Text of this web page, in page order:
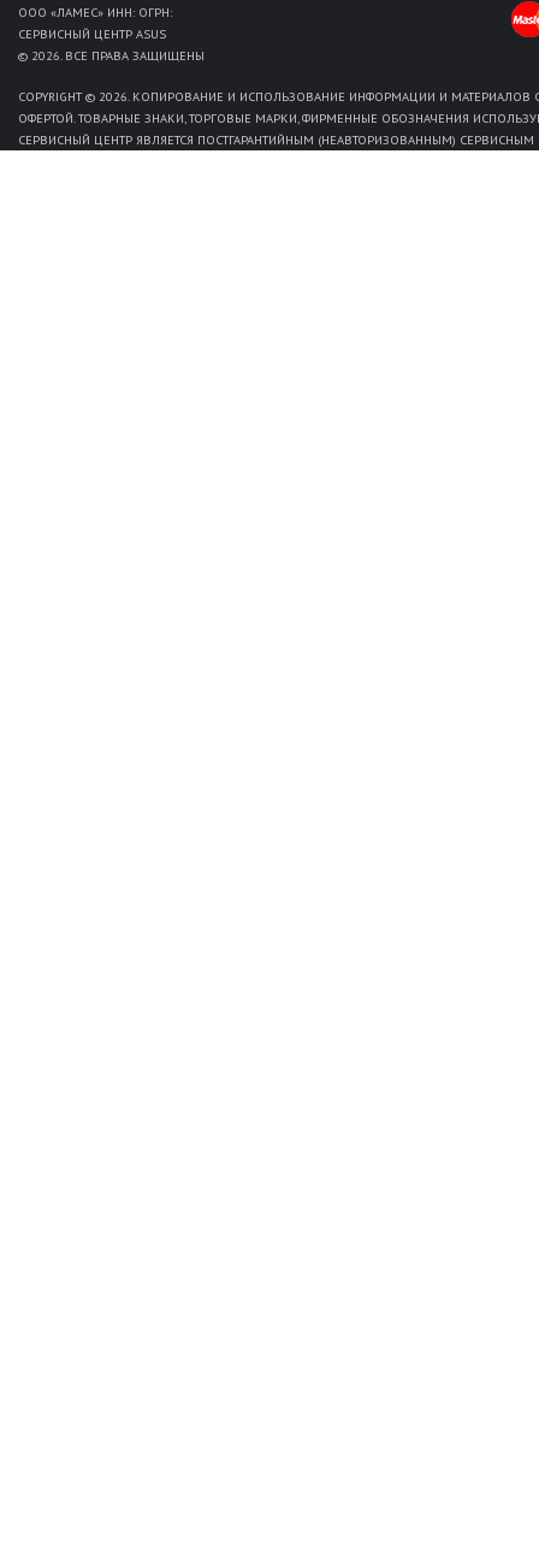
ООО «ЛАМЕС» ИНН: ОГРН:
СЕРВИСНЫЙ ЦЕНТР ASUS
© 2026. ВСЕ ПРАВА ЗАЩИЩЕНЫ
COPYRIGHT © 2026. КОПИРОВАНИЕ И ИСПОЛЬЗОВАНИЕ ИНФОРМАЦИИ И
ОФЕРТОЙ. ТОВАРНЫЕ ЗНАКИ, ТОРГОВЫЕ МАРКИ, ФИРМЕННЫЕ ОБОЗНАЧЕНИЯ
СЕРВИСНЫЙ ЦЕНТР ЯВЛЯЕТСЯ ПОСТГАРАНТИЙНЫМ (НЕАВТОРИЗОВАННЫМ)